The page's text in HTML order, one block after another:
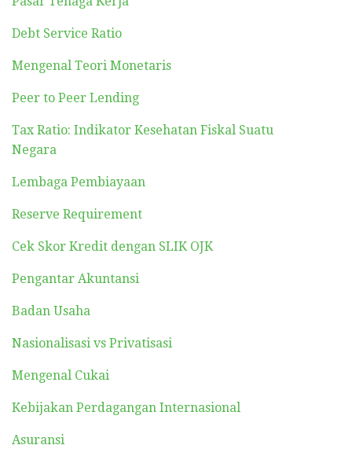
Debt Service Ratio
Mengenal Teori Monetaris
Peer to Peer Lending
Tax Ratio: Indikator Kesehatan Fiskal Suatu
Negara
Lembaga Pembiayaan
Reserve Requirement
Cek Skor Kredit dengan SLIK OJK
Pengantar Akuntansi
Badan Usaha
Nasionalisasi vs Privatisasi
Mengenal Cukai
Kebijakan Perdagangan Internasional
Asuransi